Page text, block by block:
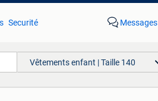
Securité Messages
Vêtements enfant | Taille 140